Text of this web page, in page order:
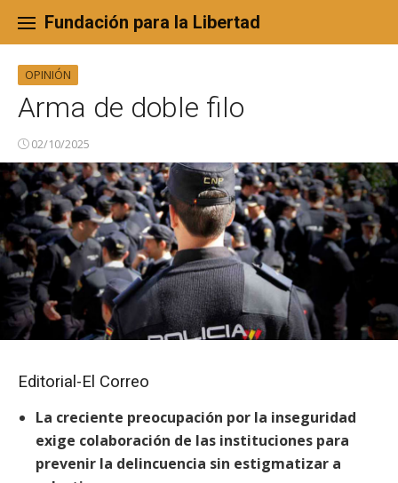
content
Fundación para la Libertad
OPINIÓN
Arma de doble filo
02/10/2025
Editorial-El Correo
La creciente preocupación por la inseguridad
exige colaboración de las instituciones para
prevenir la delincuencia sin estigmatizar a